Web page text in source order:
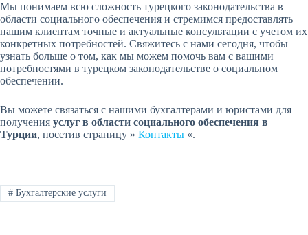
Мы понимаем всю сложность турецкого законодательства в
области социального обеспечения и стремимся предоставлять
нашим клиентам точные и актуальные консультации с учетом их
конкретных потребностей. Свяжитесь с нами сегодня, чтобы
узнать больше о том, как мы можем помочь вам с вашими
потребностями в турецком законодательстве о социальном
обеспечении.
Вы можете связаться с нашими бухгалтерами и юристами для
получения услуг в области социального обеспечения в
Турции, посетив страницу » Контакты «.
#Бухгалтерские услуги